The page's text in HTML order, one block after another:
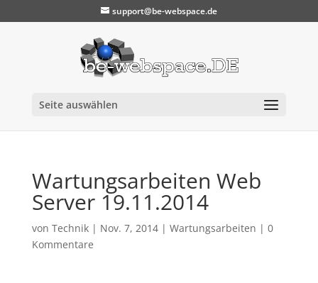
support@be-webspace.de
Seite auswählen
Wartungsarbeiten Web
Server 19.11.2014
von Technik| Nov. 7, 2014| Wartungsarbeiten | 0
Kommentare